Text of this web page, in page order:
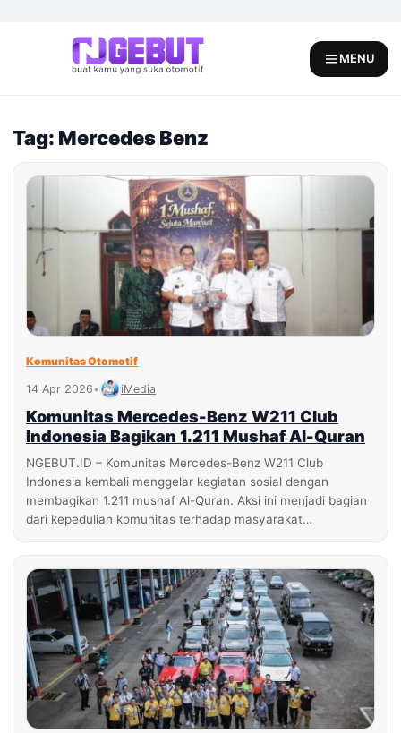
MENU
Tag: Mercedes Benz
Komunitas Otomotif
14 Apr 2026• iMedia
Komunitas Mercedes-Benz W211 Club
Indonesia Bagikan 1.211 Mushaf Al-Quran
NGEBUT.ID – Komunitas Mercedes-Benz W211 Club
Indonesia kembali menggelar kegiatan sosial dengan
membagikan 1.211 mushaf Al-Quran. Aksi ini menjadi bagian
dari kepedulian komunitas terhadap masyarakat…